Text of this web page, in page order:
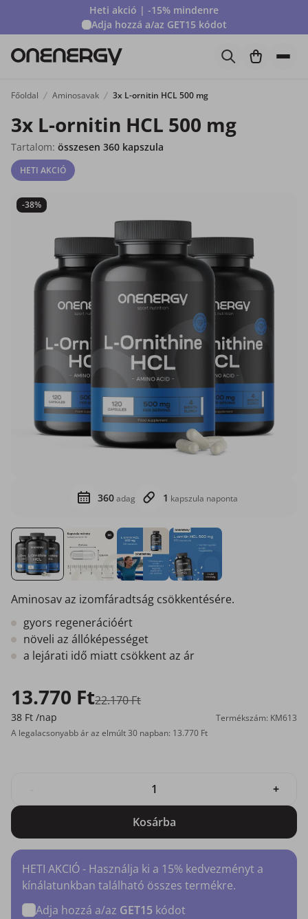
Heti akció | -15% mindenre
Adja hozzá a/az GET15 kódot
Főoldal Aminosavak 3x L-ornitin HCL 500 mg
3x L-ornitin HCL 500 mg
Tartalom: összesen 360 kapszula
HETI AKCIÓ
-38%
360adag 1 kapszula naponta
Aminosav az izomfáradtság csökkentésére.
gyors regenerációért
növeli az állóképességet
a lejárati idő miatt csökkent az ár
13.770 Ft22.170 Ft
38 Ft /nap
Termékszám: KM613
A legalacsonyabb ár az elmúlt 30 napban: 13.770 Ft
+
Kosárba
HETI AKCIÓ - Használja ki a 15% kedvezményt a
kínálatunkban található összes termékre.
Adja hozzá a/az GET15 kódot